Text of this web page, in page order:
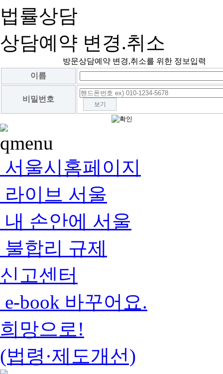
법률상담
상담예약 변경.취소
방문상담예약 변경,취소를 위한 정보입력
이름
비밀번호
보기
서울시홈페이지
라이브 서울
내 손안에 서울
불합리 규제
신고센터
e-book 바꾸어요.
희망으로!
(법령·제도개선)